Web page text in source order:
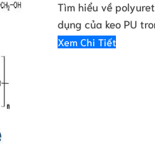
Tìm hiểu về
dụng của keo PU
Xem Chi Tiết